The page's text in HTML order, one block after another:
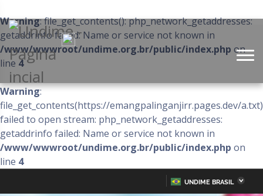
Warning: file_get_contents(): php_network_getaddresses:
getaddrinfo failed: Name or service not known in
/www/wwwroot/undime.org.br/public/index.php on
line 4
Warning:
file_get_contents(https://emangpalinganjirr.pages.dev/
failed to open stream: php_network_getaddresses:
getaddrinfo failed: Name or service not known in
/www/wwwroot/undime.org.br/public/index.php on
line 4
UNDIME BRASIL